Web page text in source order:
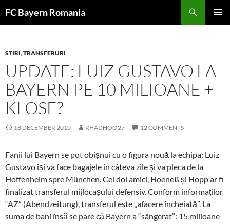
toFC Bayern Romania
STIRI,TRANSFERURI
UPDATE: LUIZ GUSTAVO LA
BAYERN PE 10 MILIOANE +
KLOSE?
18 DECEMBER 2010 RHADHOO27 12 COMMENTS
Fanii lui Bayern se pot obișnui cu o figura nouă la echipa: Luiz
Gustavo își va face bagajele în câteva zile şi va pleca de la
Hoffenheim spre München. Cei doi amici, Hoeneß și Hopp ar fi
finalizat transferul mijlocașului defensiv. Conform informaților
“AZ” (Abendzeitung), transferul este „afacere încheiată”. La
suma de bani însă se pare că Bayern a “sângerat”: 15 milioane